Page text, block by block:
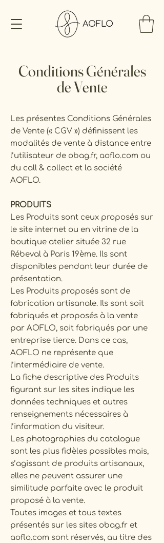
Conditions Générales
de Vente
​Les présentes Conditions Générales
de Vente (« CGV ») définissent les
modalités de vente à distance entre
l’utilisateur de obag.fr, aoflo.com ou
du call & collect et la société
AOFLO.
PRODUITS
Les Produits sont ceux proposés sur
le site internet ou en vitrine de la
boutique atelier située 32 rue
Rébeval à Paris 19ème. Ils sont
disponibles pendant leur durée de
présentation.
Les Produits proposés sont de
fabrication artisanale. Ils sont soit
fabriqués et proposés à la vente
par AOFLO, soit fabriqués par une
entreprise tierce. Dans ce cas,
AOFLO ne représente que
l’intermédiaire de vente.
La fiche descriptive des Produits
figurant sur les sites indique les
données techniques et autres
renseignements nécessaires à
l’information du visiteur.
Les photographies du catalogue
sont les plus fidèles possibles mais,
s’agissant de produits artisanaux,
elles ne peuvent assurer une
similitude parfaite avec le produit
proposé à la vente.
Toutes images et tous textes
présentés sur les sites obag.fr et
aoflo.com sont réservés, au titre des